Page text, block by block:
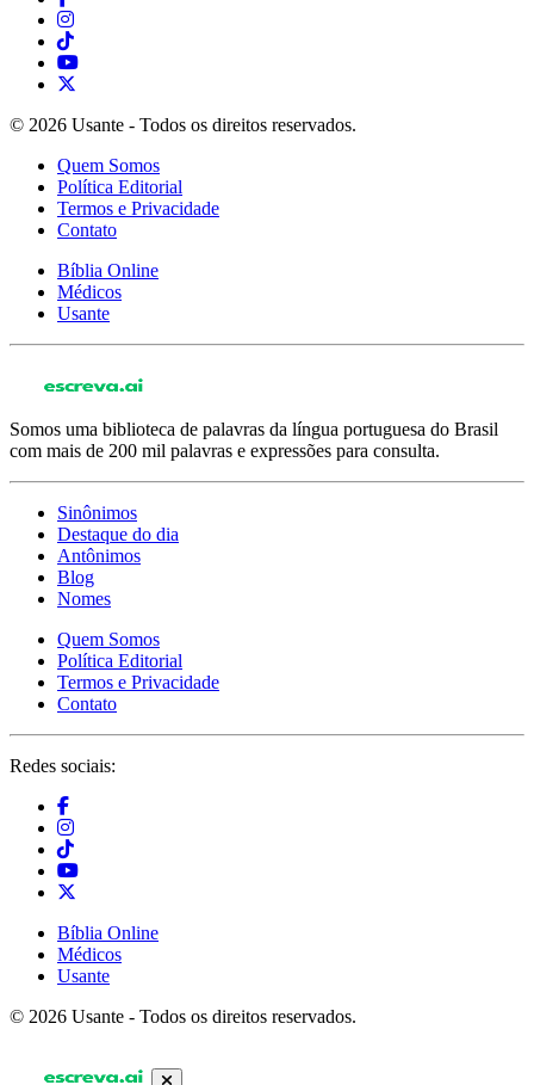
© 2026 Usante - Todos os direitos reservados.
Quem Somos
Política Editorial
Termos e Privacidade
Contato
Bíblia Online
Médicos
Usante
Somos uma biblioteca de palavras da língua portuguesa do Brasil
com mais de 200 mil palavras e expressões para consulta.
Sinônimos
Destaque do dia
Antônimos
Blog
Nomes
Quem Somos
Política Editorial
Termos e Privacidade
Contato
Redes sociais:
Bíblia Online
Médicos
Usante
© 2026 Usante - Todos os direitos reservados.